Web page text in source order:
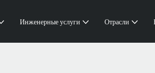
Инженерные услуги Отрасли